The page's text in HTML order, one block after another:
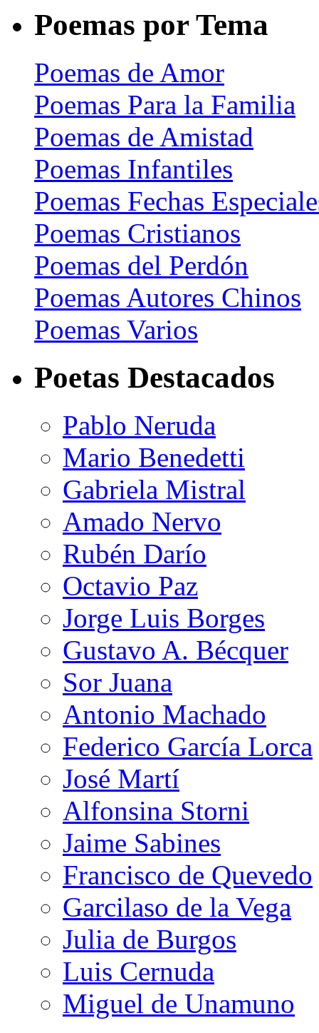
Poemas por Tema
Poemas de Amor
Poemas Para la Familia
Poemas de Amistad
Poemas Infantiles
Poemas Fechas
Poemas Cristianos
Poemas del Perdón
Poemas Autores Chinos
Poemas Varios
Poetas Destacados
Pablo Neruda
Mario Benedetti
Gabriela Mistral
Amado Nervo
Rubén Darío
Octavio Paz
Jorge Luis Borges
Gustavo A. Bécquer
Sor Juana
Antonio Machado
Federico García Lorca
José Martí
Alfonsina Storni
Jaime Sabines
Francisco de Quevedo
Garcilaso de la Vega
Julia de Burgos
Luis Cernuda
Miguel de Unamuno